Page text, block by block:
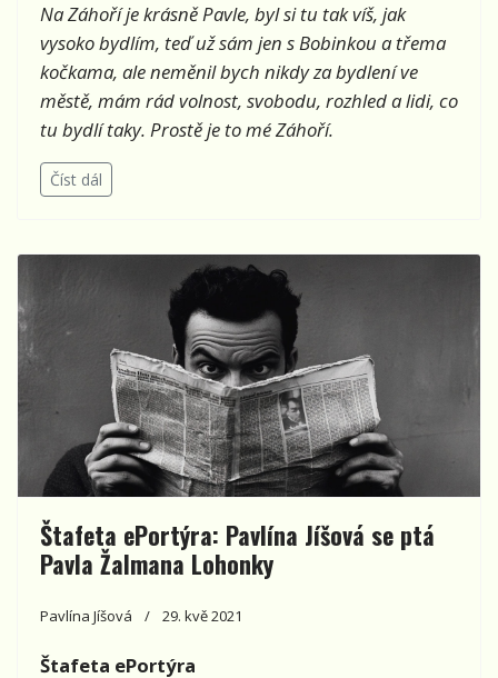
Na Záhoří je krásně Pavle, byl si tu tak víš, jak
vysoko bydlím, teď už sám jen s Bobinkou a třema
kočkama, ale neměnil bych nikdy za bydlení ve
městě, mám rád volnost, svobodu, rozhled a lidi, co
tu bydlí taky. Prostě je to mé Záhoří.
Číst dál
Štafeta ePortýra: Pavlína Jíšová se ptá
Pavla Žalmana Lohonky
Pavlína Jíšová 29. kvě 2021
Štafeta ePortýra